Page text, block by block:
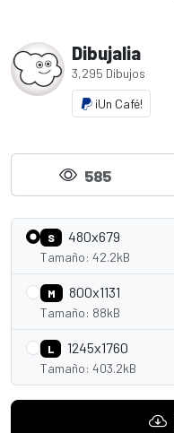
Dibujalia
3,295 Dibujos
¡Un Café!
585
S 480x679
Tamaño: 42.2kB
M 800x1131
Tamaño: 88kB
L 1245x1760
Tamaño: 403.2kB